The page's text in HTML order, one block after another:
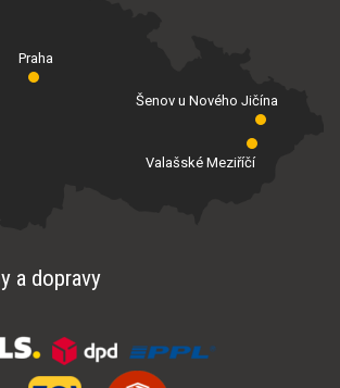
Praha
Valašské Meziříčí
Šenov u Nového Jičína
a dopravy